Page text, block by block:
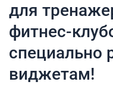
для
фитнес-
специально
виджетам!